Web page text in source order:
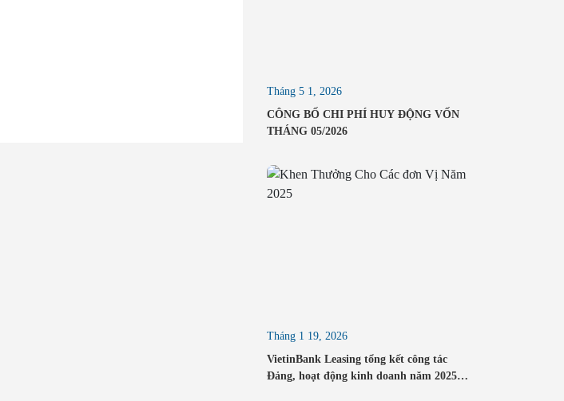
Tháng 5 1, 2026
CÔNG BỐ CHI PHÍ HUY ĐỘNG VỐN
THÁNG 05/2026
Tháng 1 19, 2026
VietinBank Leasing tổng kết công tác
Đảng, hoạt động kinh doanh năm 2025 –